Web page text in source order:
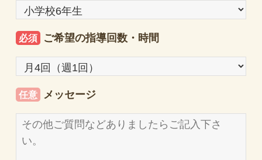
必須 ご希望の指導回数・時間
任意 メッセージ